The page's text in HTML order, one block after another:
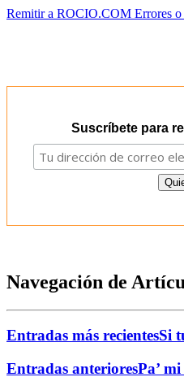
Remitir a ROCIO.COM Errores o
Suscríbete para
Navegación de
Entradas más recientesSi
Entradas anterioresPa’